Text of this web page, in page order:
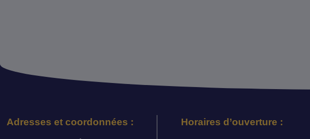
Adresses et coordonnées : Horaires d’ouverture :